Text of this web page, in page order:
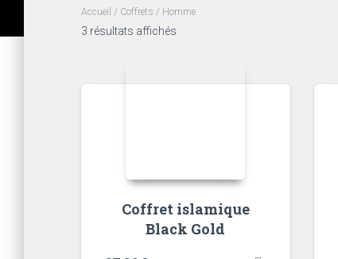
Accueil / Coffrets / Homme
3 résultats affichés
Coffret islamique
Black Gold